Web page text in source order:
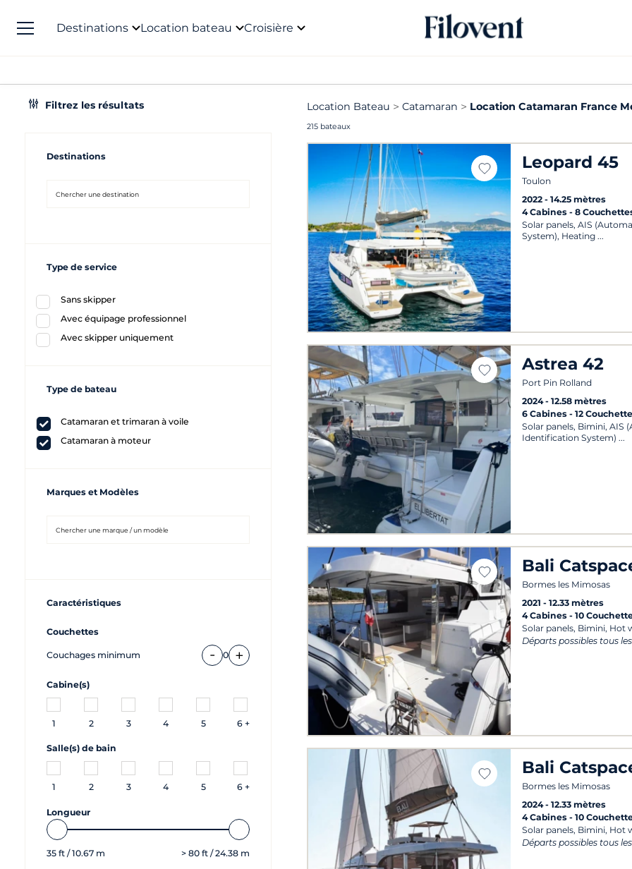
Destinations Location bateau Croisière
Filtrez les résultats
Destinations
Type de service
Sans skipper
Avec équipage professionnel
Avec skipper uniquement
Type de bateau
Catamaran et trimaran à voile
Catamaran à moteur
Marques et Modèles
Caractéristiques
Couchettes
Couchages minimum - 0 +
Cabine(s)
1 2 3 4 5 6 +
Salle(s) de bain
1 2 3 4 5 6 +
Longueur
35 ft /10.67 m > 80 ft /24.38 m
Location Bateau Catamaran Location Catamaran France
215 bateaux
Leopard 45
Toulon
2022
14.25 mètres
4 Cabines 8
Solar panels, AIS
System), Heating
Astrea 42
Port Pin Rolland
2024
12.58 mètres
6 Cabines 12
Solar panels, Bimini, AIS
Identification System)
Bali
Bormes les Mimosas
2021
12.33 mètres
4 Cabines 10
Solar panels, Bimini, Hot
Départs possibles tous
Bali
Bormes les Mimosas
2024
12.33 mètres
4 Cabines 10
Solar panels, Bimini, Hot
Départs possibles tous